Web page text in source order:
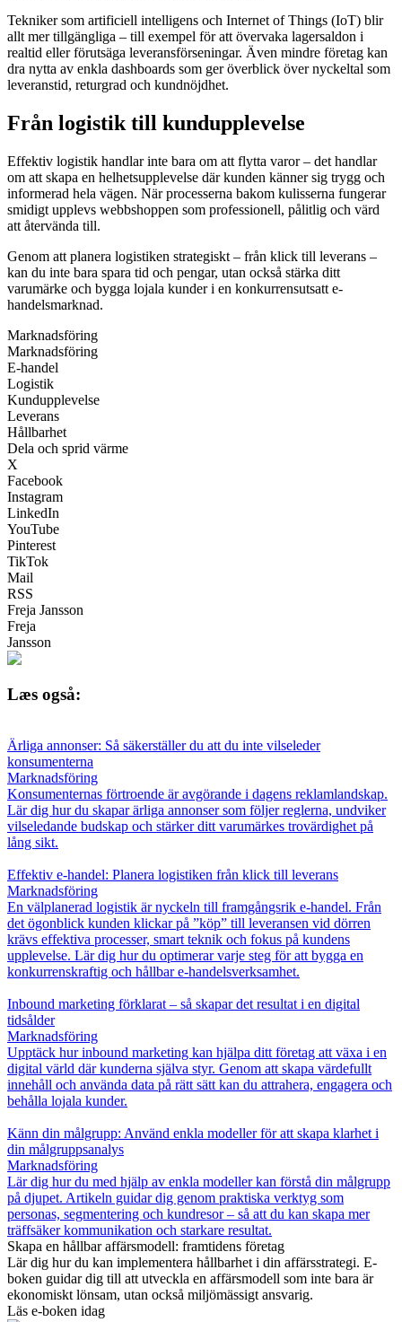
Tekniker som artificiell intelligens och Internet of Things (IoT) blir
allt mer tillgängliga – till exempel för att övervaka lagersaldon i
realtid eller förutsäga leveransförseningar. Även mindre företag kan
dra nytta av enkla dashboards som ger överblick över nyckeltal som
leveranstid, returgrad och kundnöjdhet.
Från logistik till kundupplevelse
Effektiv logistik handlar inte bara om att flytta varor – det handlar
om att skapa en helhetsupplevelse där kunden känner sig trygg och
informerad hela vägen. När processerna bakom kulisserna fungerar
smidigt upplevs webbshoppen som professionell, pålitlig och värd
att återvända till.
Genom att planera logistiken strategiskt – från klick till leverans –
kan du inte bara spara tid och pengar, utan också stärka ditt
varumärke och bygga lojala kunder i en konkurrensutsatt e-
handelsmarknad.
Marknadsföring
Marknadsföring
E-handel
Logistik
Kundupplevelse
Leverans
Hållbarhet
Dela och sprid värme
X
Facebook
Instagram
LinkedIn
YouTube
Pinterest
TikTok
Mail
RSS
Freja Jansson
Freja
Jansson
Læs også:
Ärliga annonser: Så säkerställer du att du inte vilseleder
konsumenterna
Marknadsföring
Konsumenternas förtroende är avgörande i dagens reklamlandskap.
Lär dig hur du skapar ärliga annonser som följer reglerna, undviker
vilseledande budskap och stärker ditt varumärkes trovärdighet på
lång sikt.
Effektiv e-handel: Planera logistiken från klick till leverans
Marknadsföring
En välplanerad logistik är nyckeln till framgångsrik e-handel. Från
det ögonblick kunden klickar på ”köp” till leveransen vid dörren
krävs effektiva processer, smart teknik och fokus på kundens
upplevelse. Lär dig hur du optimerar varje steg för att bygga en
konkurrenskraftig och hållbar e-handelsverksamhet.
Inbound marketing förklarat – så skapar det resultat i en digital
tidsålder
Marknadsföring
Upptäck hur inbound marketing kan hjälpa ditt företag att växa i en
digital värld där kunderna själva styr. Genom att skapa värdefullt
innehåll och använda data på rätt sätt kan du attrahera, engagera och
behålla lojala kunder.
Känn din målgrupp: Använd enkla modeller för att skapa klarhet i
din målgruppsanalys
Marknadsföring
Lär dig hur du med hjälp av enkla modeller kan förstå din målgrupp
på djupet. Artikeln guidar dig genom praktiska verktyg som
personas, segmentering och kundresor – så att du kan skapa mer
träffsäker kommunikation och starkare resultat.
Skapa en hållbar affärsmodell: framtidens företag
Lär dig hur du kan implementera hållbarhet i din affärsstrategi. E-
boken guidar dig till att utveckla en affärsmodell som inte bara är
ekonomiskt lönsam, utan också miljömässigt ansvarig.
Läs e-boken idag